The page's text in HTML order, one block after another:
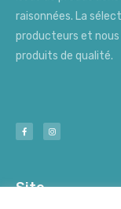
raisonnées. La
producteurs et
produits de qualité.
Site